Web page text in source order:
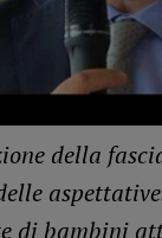
della
di bambini